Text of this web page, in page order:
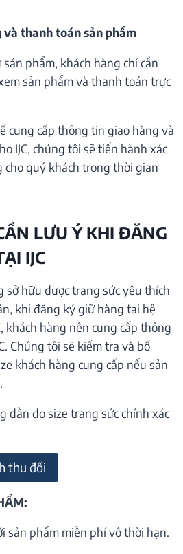
và thanh toán sản phẩm
phẩm, khách hàng chỉ cần
sản phẩm và thanh toán trực
cung cấp thông tin giao hàng và
IJC, chúng tôi sẽ tiến hành xác
cho quý khách trong thời gian
LƯU Ý KHI ĐĂNG
IJC
sở hữu được trang sức yêu thích
khi đăng ký giữ hàng tại hệ
khách hàng nên cung cấp thông
Chúng tôi sẽ kiểm tra và bổ
khách hàng cung cấp nếu sản
dẫn đo size trang sức chính xác
thu đổi
sản phẩm miễn phí vô thời hạn.